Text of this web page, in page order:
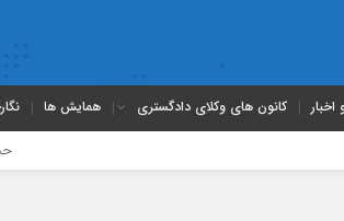
اخبار کانون های وکلای دادگستری همایش ها